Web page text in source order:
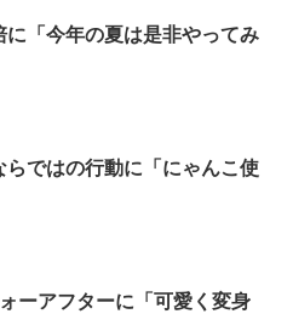
「今年の夏は是非やってみ
ではの行動に「にゃんこ使
ーアフターに「可愛く変身